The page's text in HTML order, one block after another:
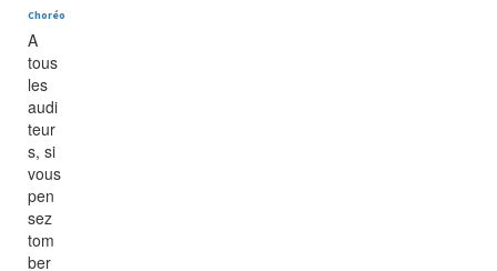
Choréo
A
tous
les
audi
teur
s, si
vous
pen
sez
tom
ber